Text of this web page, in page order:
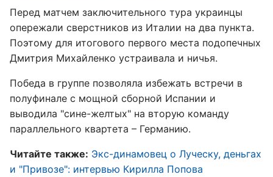
Перед матчем заключительного тура украинцы
опережали сверстников из Италии на два пункта.
Поэтому для итогового первого места подопечных
Дмитрия Михайленко устраивала и ничья.
Победа в группе позволяла избежать встречи в
полуфинале с мощной сборной Испании и
выводила "сине-желтых" на вторую команду
параллельного квартета – Германию.
Читайте также: Экс-динамовец о Луческу, деньгах
и "Привозе": интервью Кирилла Попова